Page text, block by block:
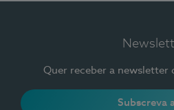
Quer receber a newsletter
Subscreva